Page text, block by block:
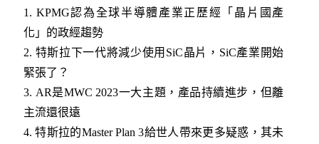
1. KPMG認為全球半導體產業正歷經「晶片國產
化」的政經趨勢
2. 特斯拉下一代將減少使用SiC晶片，SiC產業開始
緊張了？
3. AR是MWC 2023一大主題，產品持續進步，但離
主流還很遠
4.特斯拉的Master Plan 3給世人帶來更多疑惑，其未